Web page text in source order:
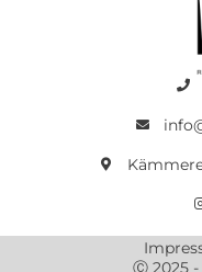
Ⓒ 2025 -